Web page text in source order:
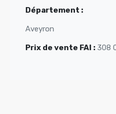
Département :
Aveyron
Prix de vente FAI : 308